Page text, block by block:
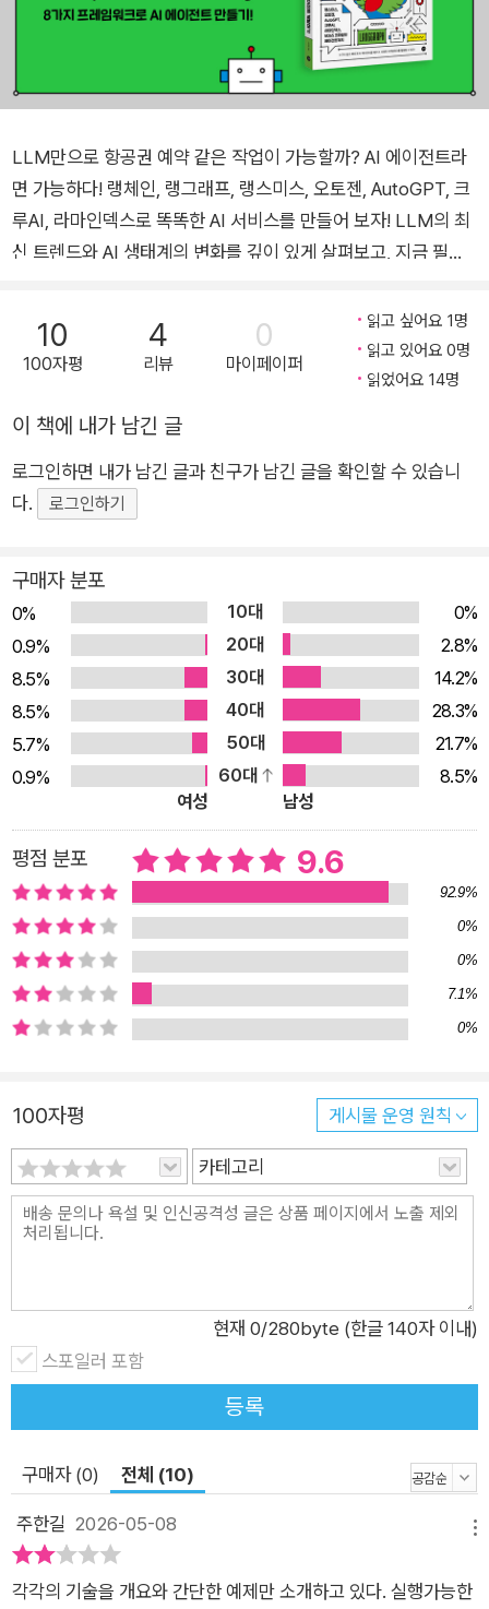
LLM만으로 항공권 예약 같은 작업이 가능할까? AI 에이전트라
면 가능하다! 랭체인, 랭그래프, 랭스미스, 오토젠, AutoGPT, 크
루AI, 라마인덱스로 똑똑한 AI 서비스를 만들어 보자! LLM의 최
신 트렌드와 AI 생태계의 변화를 깊이 있게 살펴보고, 지금 필요
실습을 한 권에 담았습니다. AI 에이전트의 핵심 개념을 이해하
고, 개념을 활용하기 위한 프레임워크들을 익히고, 이를 사용해 A
I 에이전트를 다양하게 구현해보는 것까지 효율적으로 학습할 수
프레임워크를 사용하여 다양한 AI 에이전트 서비스를 직접 만들
어 볼 수 있습니다. 특정 유튜브 채널에서 데이터를 검색하거나,
AutoGPT 에이전트를 ‘코드 멘토’로 활용하거나, Tavily를 이용
평가, 모니터링도 할 수 있습니다. 또한, 마지막으로 AI 에이전트
와 마이크로소프트 365(M365) 코파일럿 에이전트를 비교 분석
해봅니다. 누구나 쉽고 빠르게 AI 에이전트를 배우고, 다양한 프
레임워크를 활용할 수 있다! 직접 구현하며 배우는 AI 에이전트
입문! 개념, 활용, 실습을 한 권으로 빠르게! 이 책에서 다루는 내
용: AI 에이전트의 개념 & 관련 프레임워크 누구나 AI 에이전트를
배우고, 다양한 프레임워크를 사용해 AI 에이전트를 만들 수 있습
니다. 이 한 권으로 AI 에이전트의 핵심 개념을 이해하고, 개념을
를 다양하게 구현해 보면서 보다 효율적으로 학습할 수 있습니다.
[개념] · LLM 트렌드를 살펴보고, AI 에이전트의 개념과 디자인
패턴에 대해 알아봅니다. · LLM과 AI 생태계의 변화를 좀더 깊이
이해하고, 확장성에 대해 고민해봅니다. · LLM과 AI 에이전트를
어떻게 구현하고, 어떤 서비스를 개발할 수 있는지 살펴봅니다.
[프레임워크] · 랭체인, 랭그래프, 라마인덱스, 랭스미스 등 다양
한 프레임워크를 소개합니다. · 각 프레임워크에서 실제 사용 가
크로소프트 365(M365) 코파일럿 에이전트를 비교해봅니다. 이
책의 다양한 실습 시나리오: 8가지 프레임워크로 AI 에이전트 만
들기 AI 에이전트를 구현할 수 있는 프레임워크, 랭체인, 랭그래
프, 랭스미스, 오토젠, AutoGPT, 크루AI, 라마인덱스, M365 코
파일럿에서 다음과 같이 다양한 AI 에이전트를 구현하는 방법을
nversational ReAct, Self-ask with search, ReAct docstor
e · [랭그래프] Tavily를 이용한 정보 검색, ReAct 에이전트, RA
G & 검색 에이전트, 멀티에이전트 · [크루AI] 데이터 검색 및 내
용 작성, 특정 유튜브 채널에서 데이터 검색하기 · [오토젠] Q&A
utoGPT 에이전트를 ‘코드 멘토’로 활용하기 · [라마인덱스] PD
F 문서 검색, 수학 계산 에이전트 생성하기 · [랭스미스] 디버깅,
성능 평가, 모니터링하기 · [M365 코파일럿] M365 코파일럿과
AI 에이전트 비교 분석
10
100자평
4
리뷰
0
마이페이퍼
읽고 싶어요 1명
읽고 있어요 0명
읽었어요 14명
이 책에 내가 남긴 글
로그인하면 내가 남긴 글과 친구가 남긴 글을 확인할 수 있습니
다.
로그인하기
구매자 분포
0% 10대
0%
0.9%
20대
2.8%
8.5%
30대
14.2%
8.5%
40대
28.3%
5.7%
50대
21.7%
0.9%
60대
8.5%
여성
남성
평점 분포 9.6
92.9%
0%
0%
7.1%
0%
100자평 게시물 운영 원칙
카테고리
현재 0/280byte (한글 140자 이내)
스포일러 포함
등록
구매자 (0) 전체 (10)
주한길 2026-05-08
각각의 기술을 개요와 간단한 예제만 소개하고 있다. 실행가능한